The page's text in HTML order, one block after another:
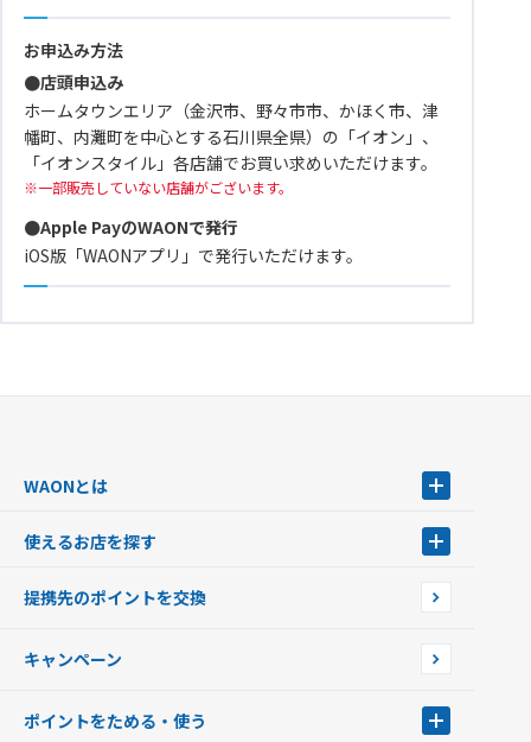
お申込み方法
●店頭申込み
ホームタウンエリア（金沢市、野々市市、かほく市、津
幡町、内灘町を中心とする石川県全県）の「イオン」、
「イオンスタイル」各店舗でお買い求めいただけます。
一部販売していない店舗がございます。
●Apple PayのWAONで発行
iOS版「WAONアプリ」で発行いただけます。
WAONとは
WAONを申込む
インターネット上でのお買い物について（ネット決済）
使えるお店を探す
店舗検索
イオン銀行ATM設置場所
提携先のポイントを交換
キャンペーン
ポイントをためる・使う